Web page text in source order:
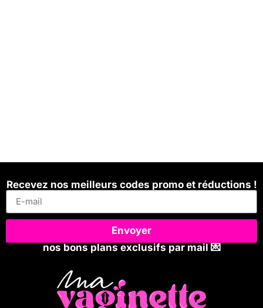
Recevez nos meilleurs codes promo et réductions !
Envoyer
nos bons plans exclusifs par mail 💌